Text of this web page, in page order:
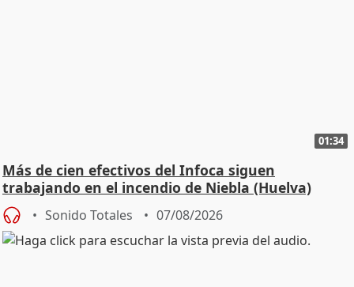
01:34
Más de cien efectivos del Infoca siguen
trabajando en el incendio de Niebla (Huelva)
Sonido Totales 07/08/2026